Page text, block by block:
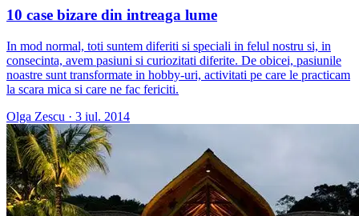
10 case bizare din intreaga lume
In mod normal, toti suntem diferiti si speciali in felul nostru si, in
consecinta, avem pasiuni si curiozitati diferite. De obicei, pasiunile
noastre sunt transformate in hobby-uri, activitati pe care le practicam
la scara mica si care ne fac fericiti.
Olga Zescu · 3 iul. 2014